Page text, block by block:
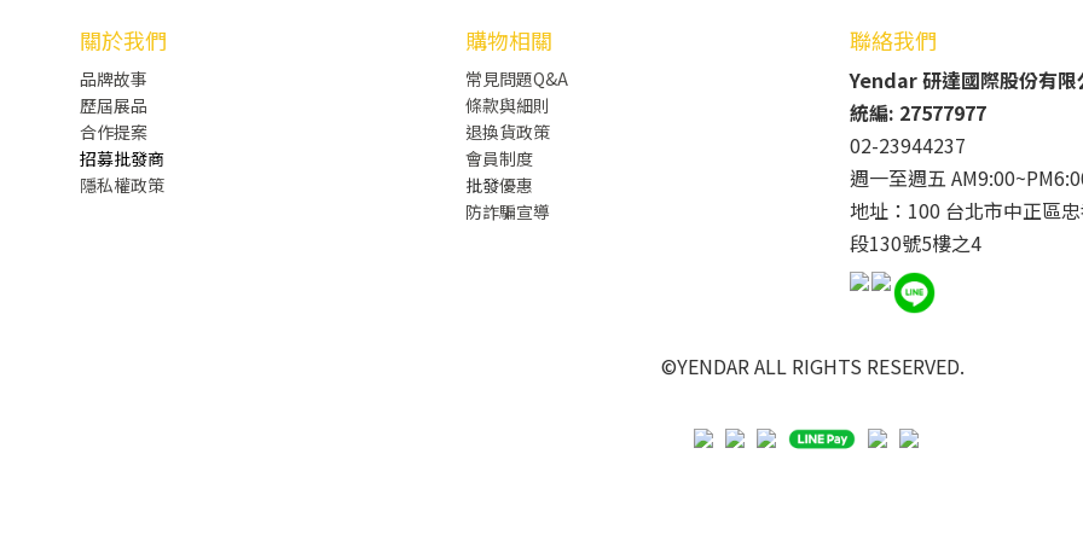
關於我們
品牌故事
歷屆展品
合作提案
招募批發商
隱私權政策
購物相關
常見問題Q&A
條款與細則
退換貨政策
會員制度
批發優惠
防詐騙宣導
聯絡我們
Yendar 研達國際股份有限
統編: 27577977
02-23944237
週一至週五
地址：100 台北市中正區
段130號5樓之4
©YENDAR ALL RIGHTS RESERVED.